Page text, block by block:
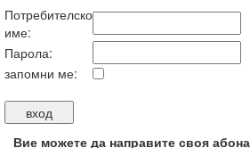
Потребителско
име:
Парола:
запомни ме:
Вие можете да направите своя